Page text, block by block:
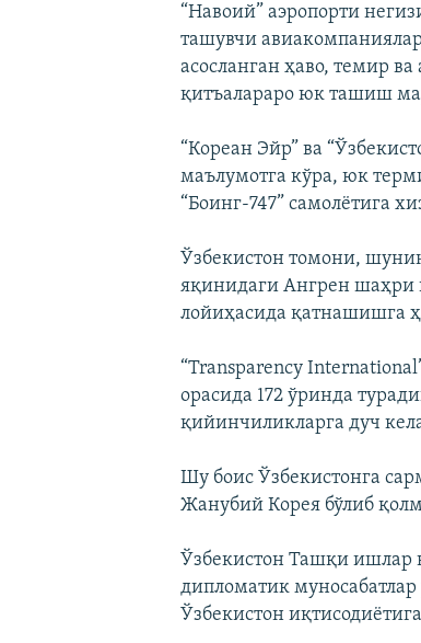
“Навоий” аэропорти
ташувчи
асосланган ҳаво, темир
қитъалараро юк ташиш
“Кореан Эйр” ва
маълумотга кўра, юк
“Боинг-747” самолётига
Ўзбекистон томони,
яқинидаги Ангрен шаҳри
лойиҳасида қатнашишга
“Transparency
орасида 172 ўринда
қийинчиликларга дуч
Шу боис Ўзбекистонга
Жанубий Корея бўлиб
Ўзбекистон Ташқи ишлар
дипломатик
Ўзбекистон